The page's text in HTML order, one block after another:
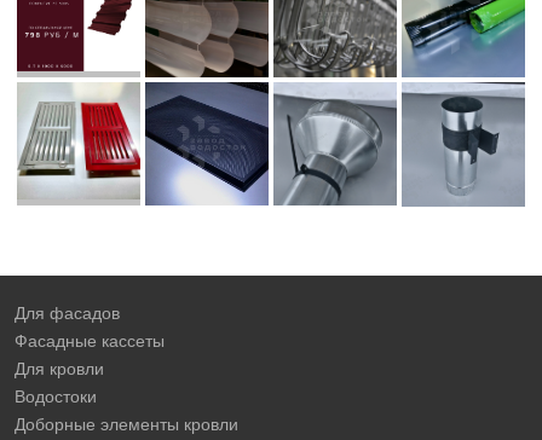
Для фасадов
Фасадные кассеты
Для кровли
Водостоки
Доборные элементы кровли